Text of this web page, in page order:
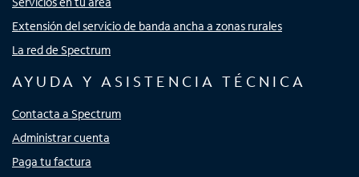
Extensión del servicio de banda ancha a zonas rurales
La red de Spectrum
AYUDA Y ASISTENCIA TÉCNICA
Contacta a Spectrum
Administrar cuenta
Paga tu factura